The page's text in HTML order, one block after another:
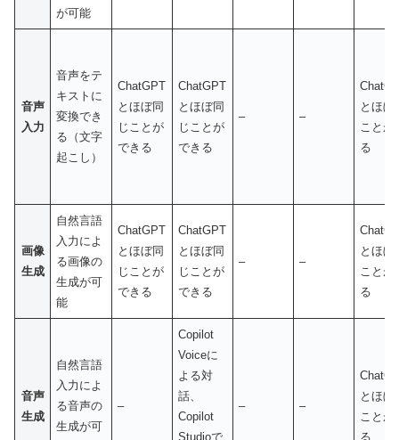
が可能
音声
入力
音声をテ
キストに
変換でき
る（文字
起こし）
ChatGPT
とほぼ同
じことが
できる
ChatGPT
とほぼ同
じことが
できる
– –
とほぼ
ことが
る
画像
生成
自然言語
入力によ
る画像の
生成が可
能
ChatGPT
とほぼ同
じことが
できる
ChatGPT
とほぼ同
じことが
できる
– –
とほぼ
ことが
る
音声
生成
自然言語
入力によ
る音声の
生成が可
–
Copilot
Voiceに
よる対
話、
Copilot
Studioで
– –
とほぼ
ことが
る